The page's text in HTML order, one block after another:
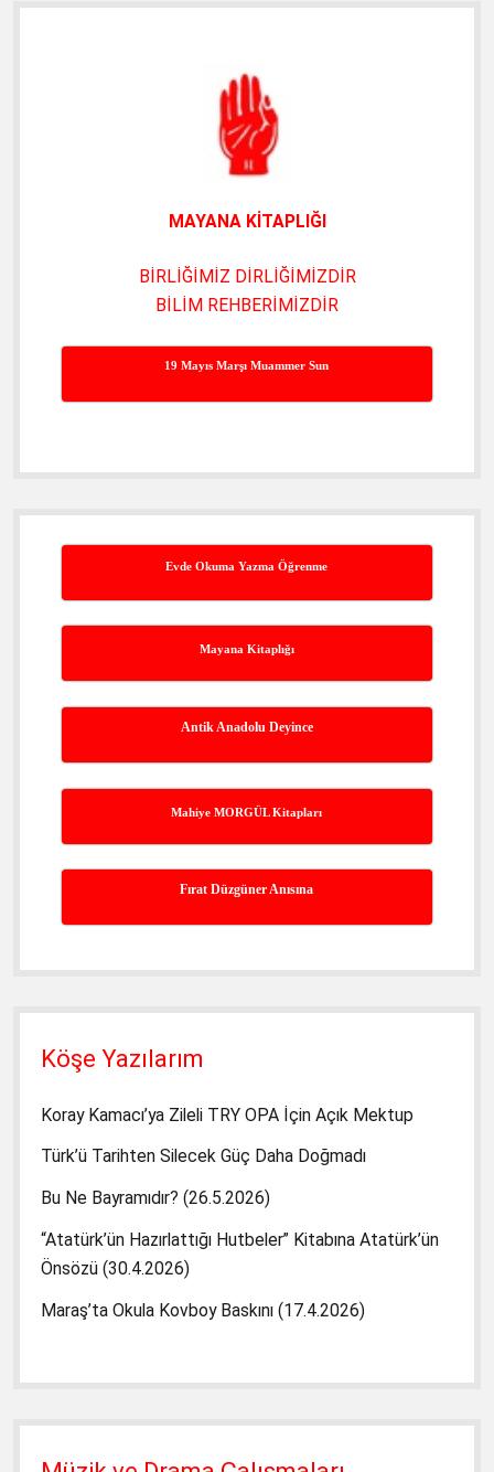
Yan
MAYANA KİTAPLIĞI
BİRLİĞİMİZ DİRLİĞİMİZDİR
BİLİM REHBERİMİZDİR
19 Mayıs Marşı Muammer Sun
Evde Okuma Yazma Öğrenme
Mayana Kitaplığı
Antik Anadolu Deyince
Mahiye MORGÜL Kitapları
Fırat Düzgüner Anısına
Köşe Yazılarım
Koray Kamacı’ya Zileli TRY OPA İçin Açık Mektup
Türk’ü Tarihten Silecek Güç Daha Doğmadı
Bu Ne Bayramıdır? (26.5.2026)
“Atatürk’ün Hazırlattığı Hutbeler” Kitabına Atatürk’ün
Önsözü (30.4.2026)
Maraş’ta Okula Kovboy Baskını (17.4.2026)